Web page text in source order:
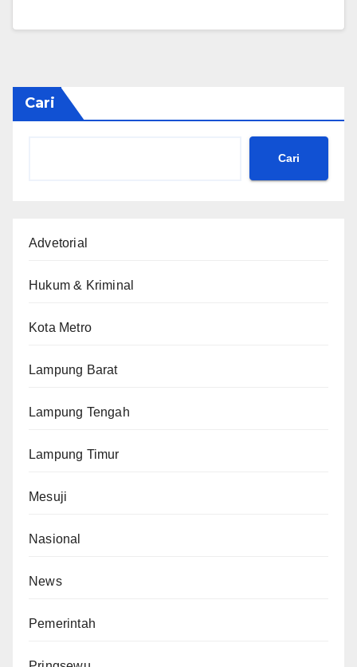
Cari
Cari
Advetorial
Hukum & Kriminal
Kota Metro
Lampung Barat
Lampung Tengah
Lampung Timur
Mesuji
Nasional
News
Pemerintah